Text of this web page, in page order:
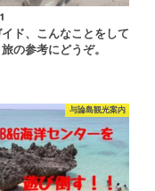
ド、こんなことをして
の参考にどうぞ。
与論島観光案内